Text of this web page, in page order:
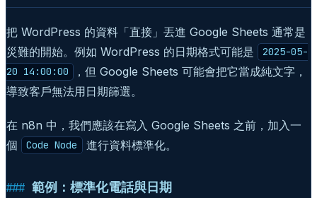
把 WordPress 的資料「直接」丟進 Google Sheets 通常是
災難的開始。例如 WordPress 的日期格式可能是
2025-05-
20 14:00:00
，但 Google Sheets 可能會把它當成純文字，
導致客戶無法用日期篩選。
在 n8n 中，我們應該在寫入 Google Sheets 之前，加入一
個
Code Node 進行資料標準化。
範例：標準化電話與日期